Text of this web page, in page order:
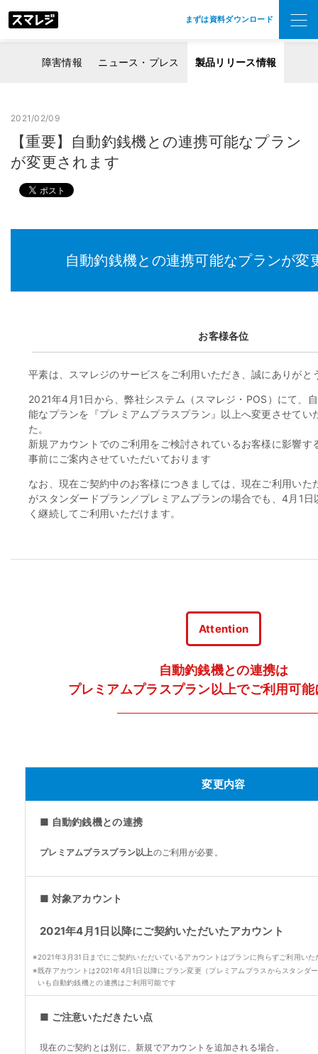
まずは資料ダウンロード
障害情報 ニュース・プレス 製品リリース情報
2021/02/09
【重要】自動釣銭機との連携可能なプラン
が変更されます
自動釣銭機との連携可能なプランが変
お客様各位
平素は、スマレジのサービスをご利用いただき、誠にありがと
2021年4月1日から、弊社システム（スマレジ・POS）にて、
能なプランを『プレミアムプラスプラン』以上へ変更させてい
た。
新規アカウントでのご利用をご検討されているお客様に影響す
事前にご案内させていただいております
なお、現在ご契約中のお客様につきましては、現在ご利用いた
がスタンダードプラン／プレミアムプランの場合でも、4月1
く継続してご利用いただけます。
Attention
自動釣銭機との連携は
プレミアムプラスプラン以上でご利用可
変更内容
■ 自動釣銭機との連携
プレミアムプラスプラン以上のご利用が必要。
■ 対象アカウント
2021年4月1日以降にご契約いただいたアカウント
※2021年3月31日までにご契約いただいているアカウントはプランに拘らずご利用いた
※既存アカウントは2021年4月1日以降にプラン変更（プレミアムプラスからスタンダ
いも自動釣銭機との連携はご利用可能です
■ ご注意いただきたい点
現在のご契約とは別に、新規でアカウントを追加される場合。